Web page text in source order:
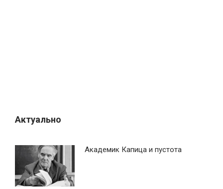
Актуально
Академик Капица и пустота